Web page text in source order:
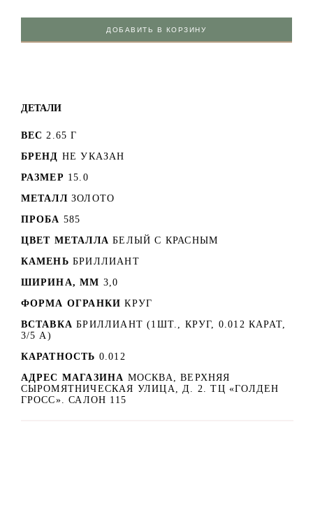
ДОБАВИТЬ В КОРЗИНУ
ДЕТАЛИ
ВЕС 2.65 Г
БРЕНД НЕ УКАЗАН
РАЗМЕР 15.0
МЕТАЛЛ ЗОЛОТО
ПРОБА 585
ЦВЕТ МЕТАЛЛА БЕЛЫЙ C КРАСНЫМ
КАМЕНЬ БРИЛЛИАНТ
ШИРИНА, ММ 3,0
ФОРМА ОГРАНКИ КРУГ
ВСТАВКА БРИЛЛИАНТ (1ШТ., КРУГ, 0.012 КАРАТ,
3/5 А)
КАРАТНОСТЬ 0.012
АДРЕС МАГАЗИНА МОСКВА, ВЕРХНЯЯ
СЫРОМЯТНИЧЕСКАЯ УЛИЦА, Д. 2. ТЦ «ГОЛДЕН
ГРОСС». САЛОН 115